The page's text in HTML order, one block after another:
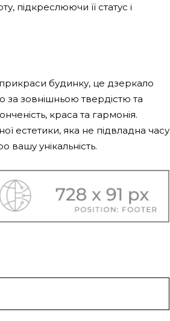
підкреслюючи її статус і
будинку, це дзеркало
за зовнішньою твердістю та
краса та гармонія.
естетики, яка не підвладна часу
унікальність.